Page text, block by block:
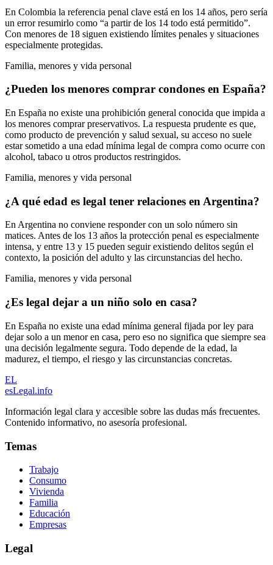
En Colombia la referencia penal clave está en los 14 años, pero sería
un error resumirlo como “a partir de los 14 todo está permitido”.
Con menores de 18 siguen existiendo límites penales y situaciones
especialmente protegidas.
Familia, menores y vida personal
¿Pueden los menores comprar condones en España?
En España no existe una prohibición general conocida que impida a
los menores comprar preservativos. La respuesta prudente es que,
como producto de prevención y salud sexual, su acceso no suele
estar sometido a una edad mínima legal de compra como ocurre con
alcohol, tabaco u otros productos restringidos.
Familia, menores y vida personal
¿A qué edad es legal tener relaciones en Argentina?
En Argentina no conviene responder con un solo número sin
matices. Antes de los 13 años la protección penal es especialmente
intensa, y entre 13 y 15 pueden seguir existiendo delitos según el
contexto, la posición del adulto y las circunstancias del hecho.
Familia, menores y vida personal
¿Es legal dejar a un niño solo en casa?
En España no existe una edad mínima general fijada por ley para
dejar solo a un menor en casa, pero eso no significa que siempre sea
una decisión legalmente segura. Todo depende de la edad, la
madurez, el tiempo, el riesgo y las circunstancias concretas.
EL
esLegal.info
Información legal clara y accesible sobre las dudas más frecuentes.
Contenido informativo, no asesoría profesional.
Temas
Trabajo
Consumo
Vivienda
Familia
Educación
Empresas
Legal